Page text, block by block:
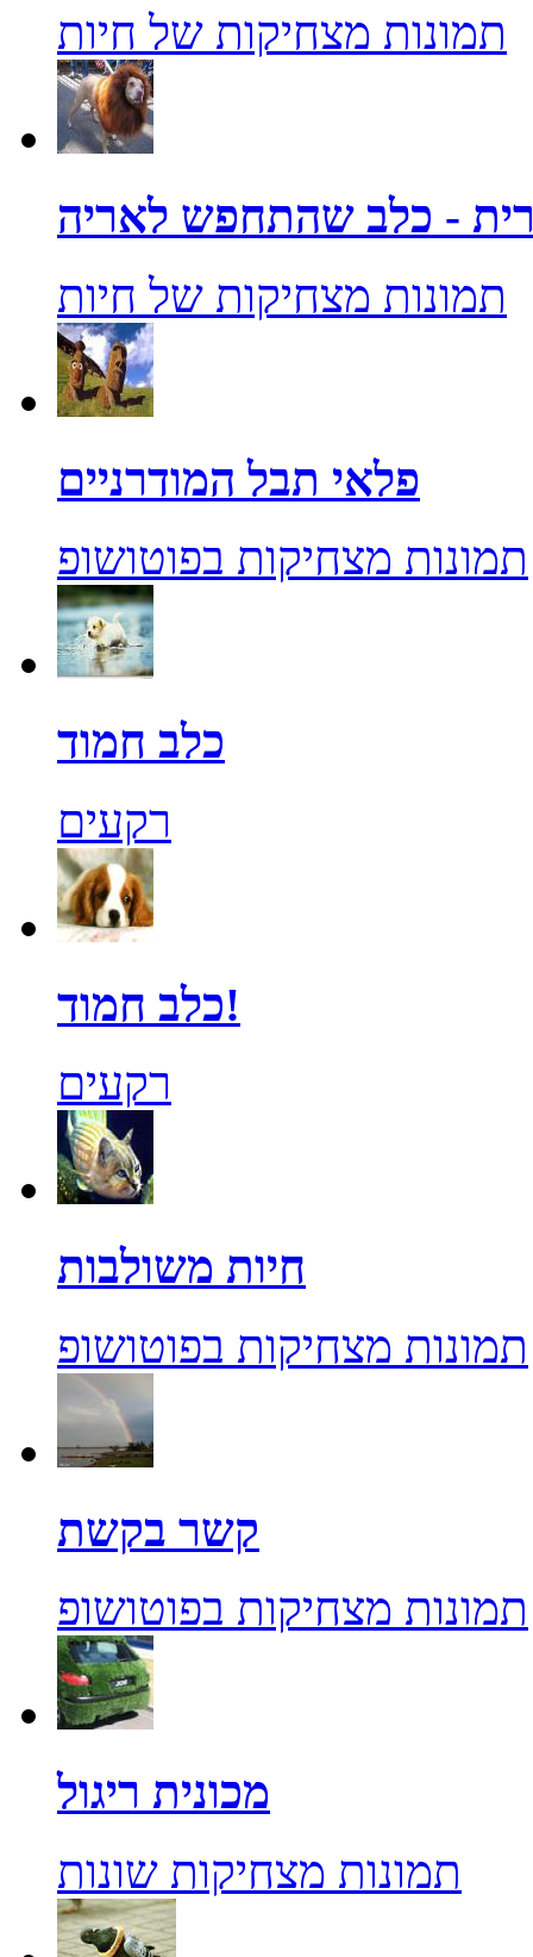
תמונות מצחיקות של חיות
- כלב שהתחפש לאריה
תמונות מצחיקות של חיות
פלאי תבל המודרניים
תמונות מצחיקות בפוטושופ
כלב חמוד
רקעים
כלב חמוד!
רקעים
חיות משולבות
תמונות מצחיקות בפוטושופ
קשר בקשת
תמונות מצחיקות בפוטושופ
מכונית ריגול
תמונות מצחיקות שונות